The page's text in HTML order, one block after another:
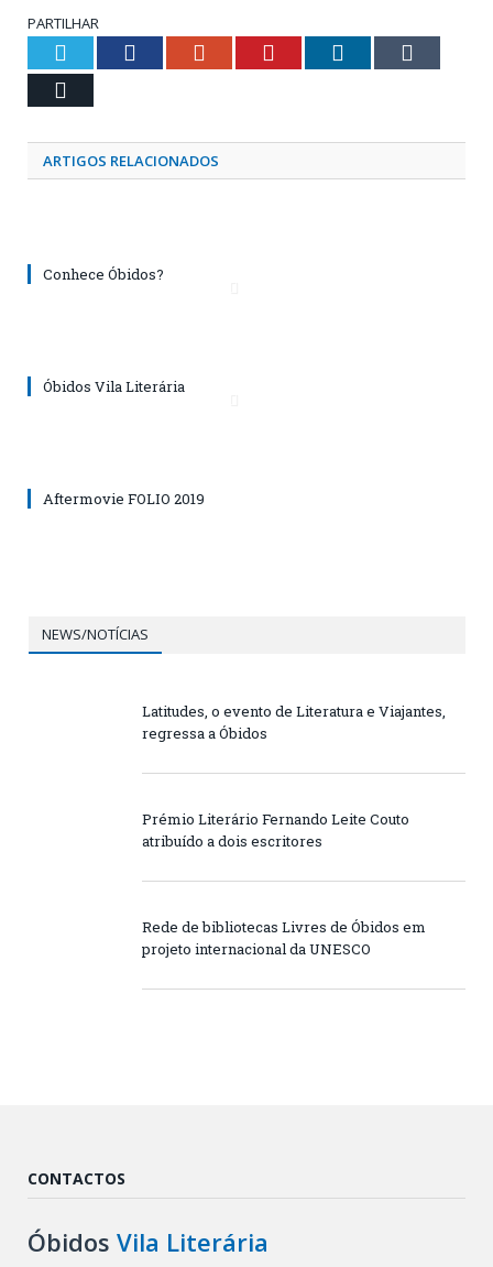
PARTILHAR
Twitter Facebook Google+ Pinterest LinkedIn
ARTIGOS RELACIONADOS
Conhece Óbidos?
Óbidos Vila Literária
Aftermovie FOLIO 2019
NEWS/NOTÍCIAS
Latitudes, o evento de Literatura e Viajantes,
regressa a Óbidos
Prémio Literário Fernando Leite Couto
atribuído a dois escritores
Rede de bibliotecas Livres de Óbidos em
projeto internacional da UNESCO
CONTACTOS
Óbidos Vila Literária